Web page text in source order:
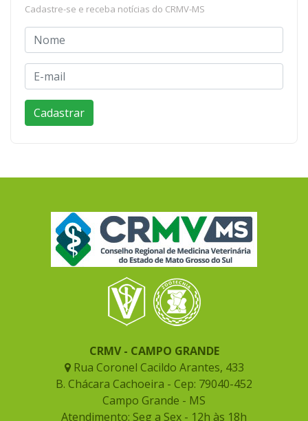
Cadastre-se e receba notícias do CRMV-MS
CRMV - CAMPO GRANDE
Rua Coronel Cacildo Arantes, 433
B. Chácara Cachoeira - Cep: 79040-452
Campo Grande - MS
Atendimento: Seg a Sex - 12h às 18h